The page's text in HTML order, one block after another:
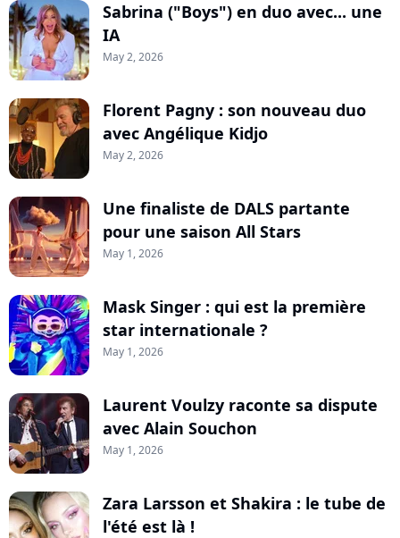
Sabrina ("Boys") en duo avec... une
IA
May 2, 2026
Florent Pagny : son nouveau duo
avec Angélique Kidjo
May 2, 2026
Une finaliste de DALS partante
pour une saison All Stars
May 1, 2026
Mask Singer : qui est la première
star internationale ?
May 1, 2026
Laurent Voulzy raconte sa dispute
avec Alain Souchon
May 1, 2026
Zara Larsson et Shakira : le tube de
l'été est là !